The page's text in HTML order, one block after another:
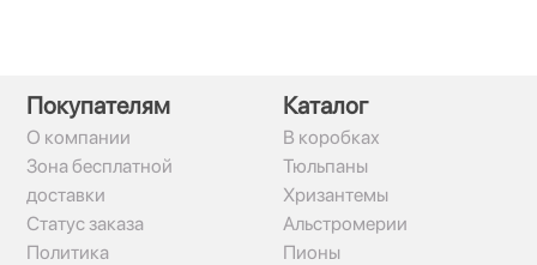
Покупателям
О компании
Зона бесплатной
доставки
Статус заказа
Политика
Каталог
В коробках
Тюльпаны
Хризантемы
Альстромерии
Пионы